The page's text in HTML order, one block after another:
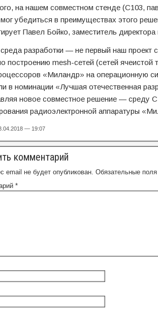
на нашем совместном стенде (С103,
убедиться в преимуществах этого
Павел Бойко, заместитель
разработки — не первый наш
построению mesh-сетей (сетей
«Миландр» на операционную
в номинации «Лучшая отечественная
новое совместное решение — среду
радиоэлектронной аппаратуры
— 19:07
комментарий
email не будет опубликован. Обязательные
*